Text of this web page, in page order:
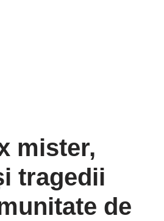
mister,
tragedii
de